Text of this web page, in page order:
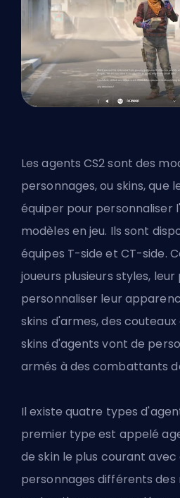
Les agents CS2 sont des
personnages, ou skins, que
équiper pour personnaliser
modèles en jeu. Ils sont
équipes T-side et CT-side.
joueurs plusieurs styles,
personnaliser leur
skins d'armes, des couteaux
skins d'agents vont de
armés à des combattants
Il existe quatre types
premier type est appelé
de skin le plus courant avec
personnages différents